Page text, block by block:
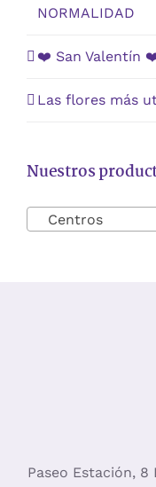
NORMALIDAD
❤️ San Valentín
Las flores más
Nuestros
Centros
Paseo Estación, 8